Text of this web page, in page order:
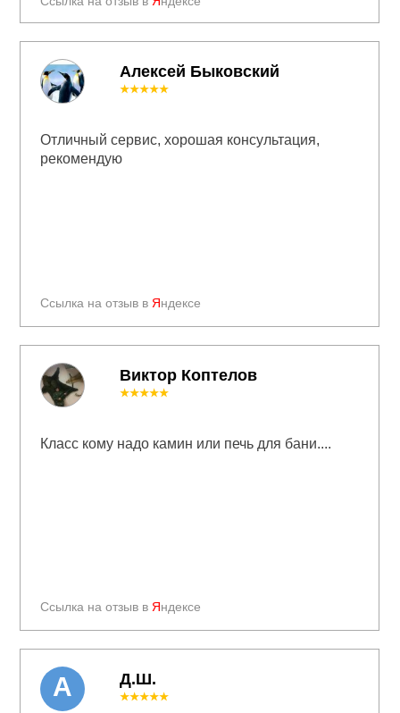
Алексей Быковский
Ссылка на отзыв в Яндексе
★★★★★
Отличный сервис, хорошая консультация,
рекомендую
Ссылка на отзыв в Яндексе
★★★★★
Класс кому надо камин или печь для бани....
Д.Ш.
★★★★★
А
Виктор Коптелов